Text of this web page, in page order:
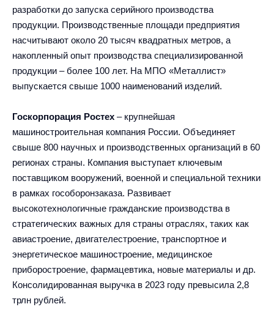
разработки до запуска серийного производства
продукции. Производственные площади предприятия
насчитывают около 20 тысяч квадратных метров, а
накопленный опыт производства специализированной
продукции – более 100 лет. На МПО «Металлист»
выпускается свыше 1000 наименований изделий.
Госкорпорация Ростех – крупнейшая
машиностроительная компания России. Объединяет
свыше 800 научных и производственных организаций в 60
регионах страны. Компания выступает ключевым
поставщиком вооружений, военной и специальной техники
в рамках гособоронзаказа. Развивает
высокотехнологичные гражданские производства в
стратегических важных для страны отраслях, таких как
авиастроение, двигателестроение, транспортное и
энергетическое машиностроение, медицинское
приборостроение, фармацевтика, новые материалы и др.
Консолидированная выручка в 2023 году превысила 2,8
трлн рублей.